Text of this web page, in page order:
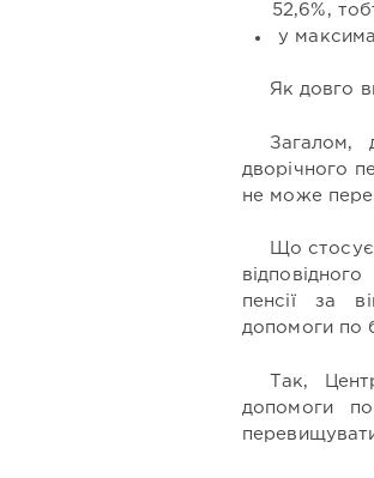
52,6%,
у
Як довго
Загалом,
дворічного
не може
Що
пенсії за
допомоги по
Так,
допомоги